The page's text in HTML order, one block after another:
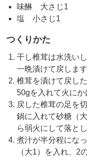
味醂 大さじ1
塩 小さじ1
つくりかた
干し椎茸は水洗い
一晩漬けて戻します
椎茸を漬けて戻し
50gを入れて火にか
戻した椎茸の足を
鍋に入れて砂糖（
ら弱火にして落と
煮汁が半分程にな
（大1）を入れ、2